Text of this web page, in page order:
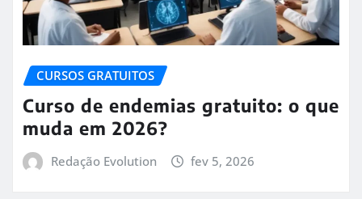
CURSOS GRATUITOS
Curso de endemias gratuito: o que
muda em 2026?
Redação Evolution fev 5, 2026